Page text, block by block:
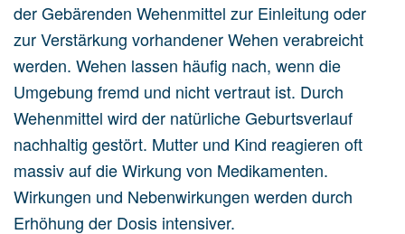
der Gebärenden Wehenmittel zur Einleitung oder
zur Verstärkung vorhandener Wehen verabreicht
werden. Wehen lassen häufig nach, wenn die
Umgebung fremd und nicht vertraut ist. Durch
Wehenmittel wird der natürliche Geburtsverlauf
nachhaltig gestört. Mutter und Kind reagieren oft
massiv auf die Wirkung von Medikamenten.
Wirkungen und Nebenwirkungen werden durch
Erhöhung der Dosis intensiver.